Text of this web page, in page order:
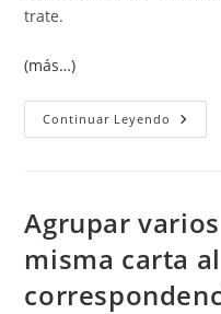
trate.
(más…)
Continuar Leyendo
Agrupar
misma carta